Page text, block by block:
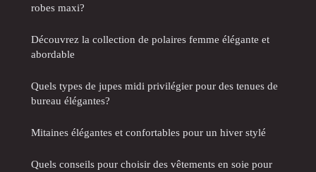
robes maxi?
Découvrez la collection de polaires femme élégante et
abordable
Quels types de jupes midi privilégier pour des tenues de
bureau élégantes?
Mitaines élégantes et confortables pour un hiver stylé
Quels conseils pour choisir des vêtements en soie pour